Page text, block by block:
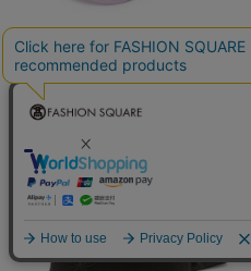
5％ポイントバック
SHOO・LA・RUE KIDS
¥2,092